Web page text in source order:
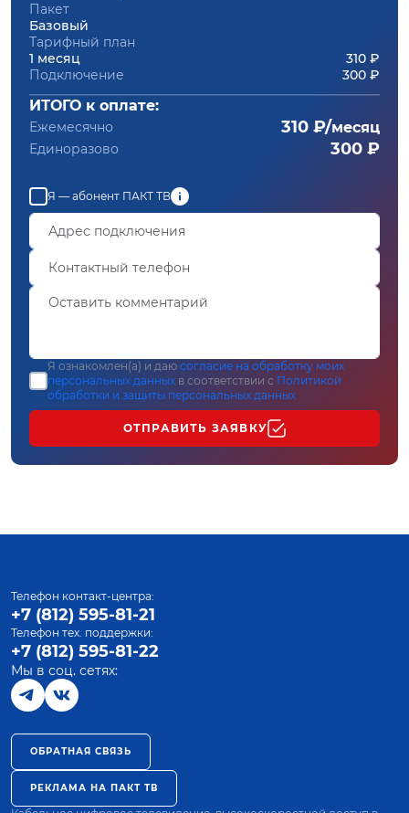
Пакет
Базовый
Тарифный план
1 месяц
310 ₽
Подключение
300 ₽
ИТОГО к оплате:
Ежемесячно 310 ₽/месяц
Единоразово 300 ₽
Я — абонент ПАКТ ТВ
Я ознакомлен(а) и даю согласие на обработку моих
персональных данных в соответствии с Политикой
обработки и защиты персональных данных
ОТПРАВИТЬ ЗАЯВКУ
Телефон контакт-центра:
+7 (812) 595-81-21
Телефон тех. поддержки:
+7 (812) 595-81-22
Мы в соц. сетях:
ОБРАТНАЯ СВЯЗЬ
РЕКЛАМА НА ПАКТ ТВ